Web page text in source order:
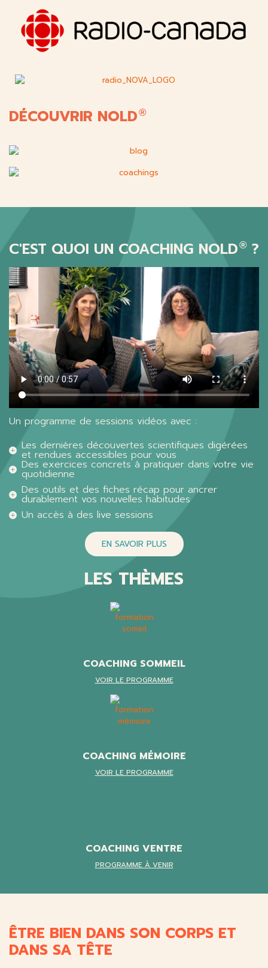
DÉCOUVRIR NOLD®
C'EST QUOI UN COACHING NOLD® ?
Un programme de sessions vidéos avec :
Les dernières découvertes scientifiques digérées
et rendues accessibles pour vous
Des exercices concrets à pratiquer dans votre vie
quotidienne
Des outils et des fiches récap pour ancrer
durablement vos nouvelles habitudes
Un accès à des live sessions
EN SAVOIR PLUS
LES THÈMES
COACHING SOMMEIL
VOIR LE PROGRAMME
COACHING MÉMOIRE
VOIR LE PROGRAMME
COACHING VENTRE
PROGRAMME À VENIR
ÊTRE BIEN DANS SON CORPS ET
DANS SA TÊTE